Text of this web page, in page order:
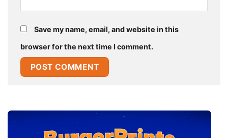
Save my name, email, and website in this
browser for the next time I comment.